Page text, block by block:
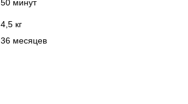
50 минут
4,5 кг
36 месяцев